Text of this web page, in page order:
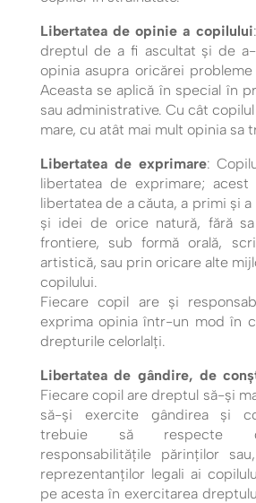
Libertatea de opinie a copilului
dreptul de a fi ascultat și de
opinia asupra oricărei
Aceasta se aplică în special în
sau administrative. Cu cât
mare, cu atât mai mult opinia sa
Libertatea de exprimare:
libertatea de exprimare;
libertatea de a căuta, a primi şi
şi idei de orice natură, fără
frontiere, sub formă orală,
artistică, sau prin oricare alte
copilului.
Fiecare copil are și
exprima opinia într-un mod în
drepturile celorlalți.
Libertatea de gândire, de
Fiecare copil are dreptul să-și
să-și exercite gândirea și
trebuie să respecte
responsabilitățile părinților
reprezentanţilor legali ai
pe acesta în exercitarea